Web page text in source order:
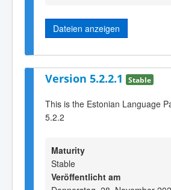
Dateien anzeigen
Version 5.2.2.1 Stable
This is the Estonian Language
5.2.2
Maturity
Stable
Veröffentlicht am